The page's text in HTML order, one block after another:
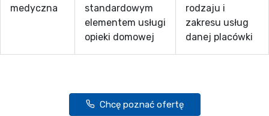
medyczna
standardowym
elementem usługi
opieki domowej
rodzaju i
zakresu usług
danej placówki
Chcę poznać ofertę